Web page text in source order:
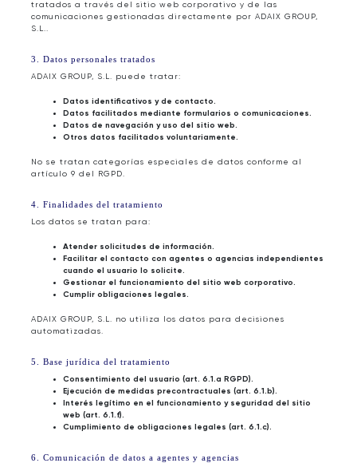
tratados a través del sitio web corporativo y de las
comunicaciones gestionadas directamente por ADAIX GROUP,
S.L..
3. Datos personales tratados
ADAIX GROUP, S.L. puede tratar:
Datos identificativos y de contacto.
Datos facilitados mediante formularios o comunicaciones.
Datos de navegación y uso del sitio web.
Otros datos facilitados voluntariamente.
No se tratan categorías especiales de datos conforme al
artículo 9 del RGPD.
4. Finalidades del tratamiento
Los datos se tratan para:
Atender solicitudes de información.
Facilitar el contacto con agentes o agencias independientes
cuando el usuario lo solicite.
Gestionar el funcionamiento del sitio web corporativo.
Cumplir obligaciones legales.
ADAIX GROUP, S.L. no utiliza los datos para decisiones
automatizadas.
5. Base jurídica del tratamiento
Consentimiento del usuario (art. 6.1.a RGPD).
Ejecución de medidas precontractuales (art. 6.1.b).
Interés legítimo en el funcionamiento y seguridad del sitio
web (art. 6.1.f).
Cumplimiento de obligaciones legales (art. 6.1.c).
6. Comunicación de datos a agentes y agencias